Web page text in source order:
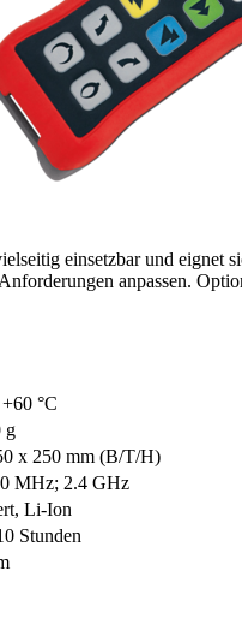
einsetzbar und eignet
anpassen.
°C
g
x 250 mm (B/T/H)
MHz; 2.4 GHz
Li-Ion
Stunden